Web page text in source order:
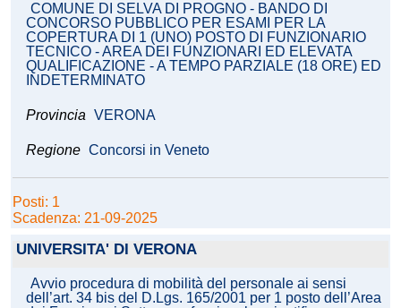
COMUNE DI SELVA DI PROGNO - BANDO DI
CONCORSO PUBBLICO PER ESAMI PER LA
COPERTURA DI 1 (UNO) POSTO DI FUNZIONARIO
TECNICO - AREA DEI FUNZIONARI ED ELEVATA
QUALIFICAZIONE - A TEMPO PARZIALE (18 ORE) ED
INDETERMINATO
Provincia VERONA
Regione Concorsi in Veneto
Posti: 1
Scadenza: 21-09-2025
UNIVERSITA' DI VERONA
Avvio procedura di mobilità del personale ai sensi
dell’art. 34 bis del D.Lgs. 165/2001 per 1 posto dell’Area